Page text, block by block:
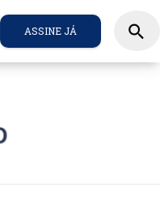
ASSINE JÁ search